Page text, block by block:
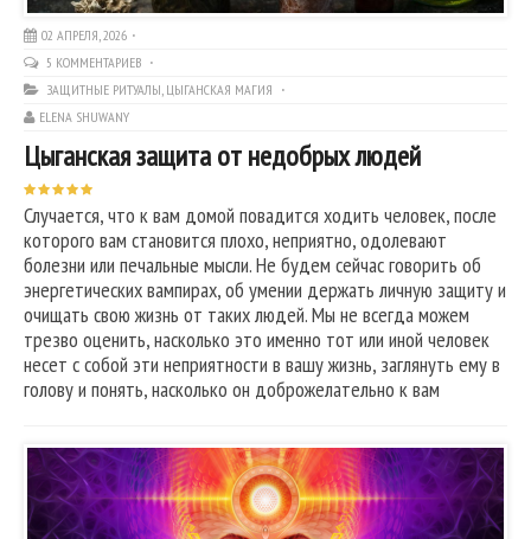
02 АПРЕЛЯ, 2026
5 КОММЕНТАРИЕВ
ЗАЩИТНЫЕ РИТУАЛЫ, ЦЫГАНСКАЯ МАГИЯ
ELENA SHUWANY
Цыганская защита от недобрых людей
Случается, что к вам домой повадится ходить человек, после
которого вам становится плохо, неприятно, одолевают
болезни или печальные мысли. Не будем сейчас говорить об
энергетических вампирах, об умении держать личную защиту и
очищать свою жизнь от таких людей. Мы не всегда можем
трезво оценить, насколько это именно тот или иной человек
несет с собой эти неприятности в вашу жизнь, заглянуть ему в
голову и понять, насколько он доброжелательно к вам